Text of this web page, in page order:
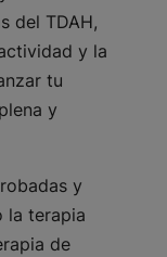
del TDAH,
y la
tu
y
y
la terapia
de